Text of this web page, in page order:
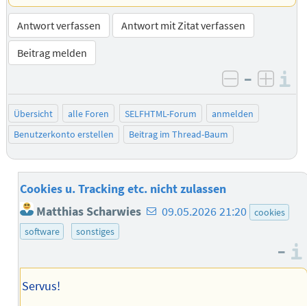
Antwort verfassen
Antwort mit Zitat verfassen
Beitrag melden
negativ
–
Übersicht alle Foren SELFHTML-Forum
anmelden
Benutzerkonto erstellen
Beitrag im Thread-Baum
Cookies u. Tracking etc. nicht zulassen
Matthias Scharwies E-
des
09.05.2026 21:20
cookies
software
sonstiges
–
Servus!